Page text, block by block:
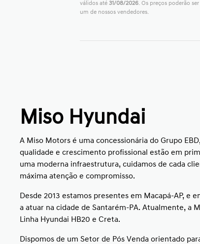
válidos até 31/08/2026. Os preços poderão
um de nossos vendedores.
Miso Hyundai
A Miso Motors é uma concessionária do Grupo
qualidade e crescimento profissional estão em
uma moderna infraestrutura, cuidamos de cada
máxima atenção e compromisso.
Desde 2013 estamos presentes em Macapá-AP, e
a atuar na cidade de Santarém-PA. Atualmente, a
Linha Hyundai HB20 e Creta.
Dispomos de um Setor de Pós Venda orientado